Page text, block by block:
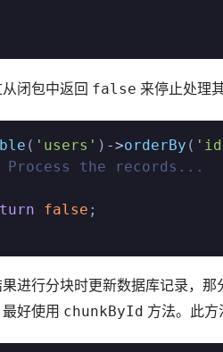
闭包中返回 false 来停止处理
( 'users' ) ->orderBy ( 'id
the records...
false ;
进行分块时更新数据库记录，
好使用 chunkById 方法。此